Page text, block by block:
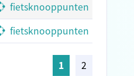
fietsknooppunten
fietsknooppunten
1 2